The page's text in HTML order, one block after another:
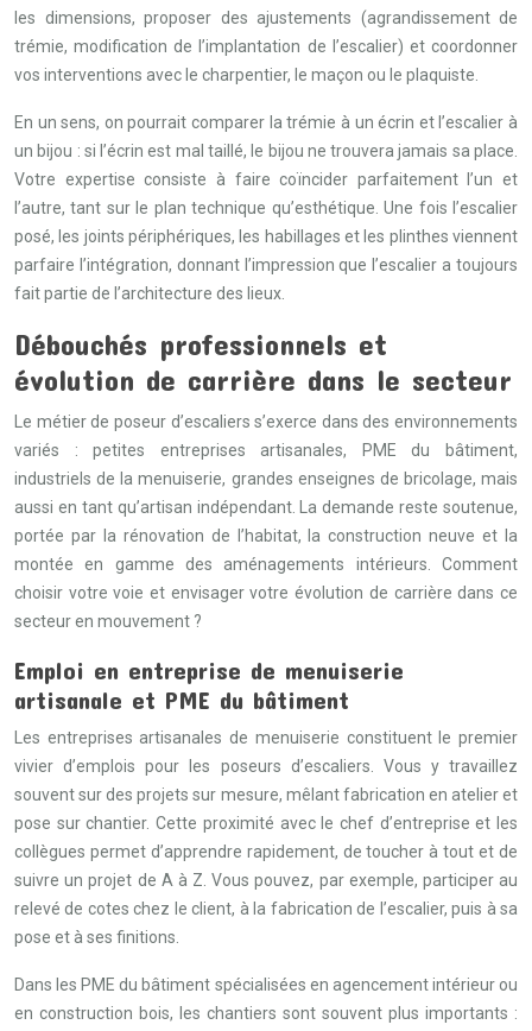
les dimensions, proposer des ajustements (agrandissement de
trémie, modification de l’implantation de l’escalier) et coordonner
vos interventions avec le charpentier, le maçon ou le plaquiste.
En un sens, on pourrait comparer la trémie à un écrin et l’escalier à
un bijou : si l’écrin est mal taillé, le bijou ne trouvera jamais sa place.
Votre expertise consiste à faire coïncider parfaitement l’un et
l’autre, tant sur le plan technique qu’esthétique. Une fois l’escalier
posé, les joints périphériques, les habillages et les plinthes viennent
parfaire l’intégration, donnant l’impression que l’escalier a toujours
fait partie de l’architecture des lieux.
Débouchés professionnels et
évolution de carrière dans le secteur
Le métier de poseur d’escaliers s’exerce dans des environnements
variés : petites entreprises artisanales, PME du bâtiment,
industriels de la menuiserie, grandes enseignes de bricolage, mais
aussi en tant qu’artisan indépendant. La demande reste soutenue,
portée par la rénovation de l’habitat, la construction neuve et la
montée en gamme des aménagements intérieurs. Comment
choisir votre voie et envisager votre évolution de carrière dans ce
secteur en mouvement ?
Emploi en entreprise de menuiserie
artisanale et PME du bâtiment
Les entreprises artisanales de menuiserie constituent le premier
vivier d’emplois pour les poseurs d’escaliers. Vous y travaillez
souvent sur des projets sur mesure, mêlant fabrication en atelier et
pose sur chantier. Cette proximité avec le chef d’entreprise et les
collègues permet d’apprendre rapidement, de toucher à tout et de
suivre un projet de A à Z. Vous pouvez, par exemple, participer au
relevé de cotes chez le client, à la fabrication de l’escalier, puis à sa
pose et à ses finitions.
Dans les PME du bâtiment spécialisées en agencement intérieur ou
en construction bois, les chantiers sont souvent plus importants :